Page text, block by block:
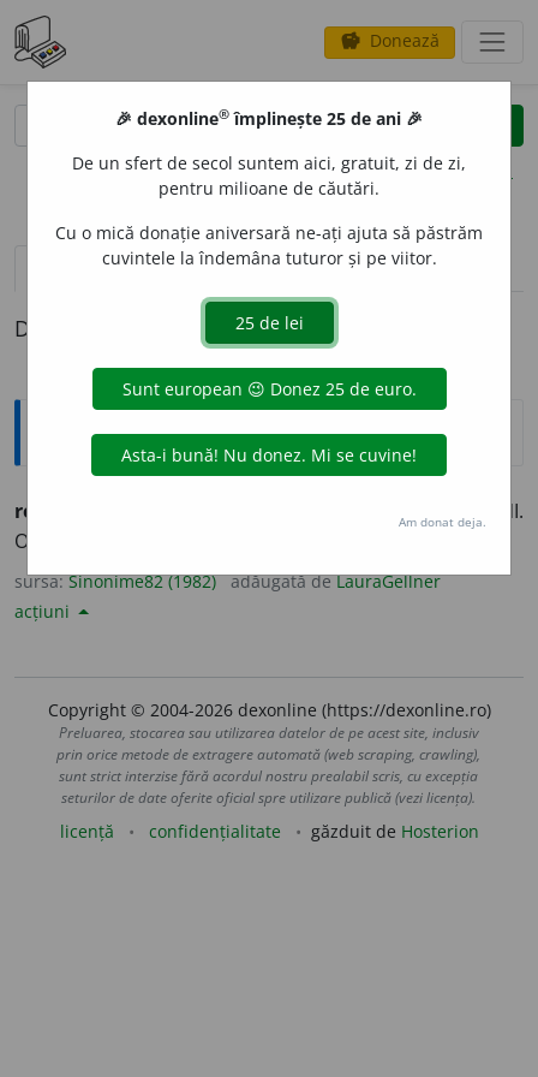
savings Donează
clear
opțiuni
definiții (1)
Definiția cu ID-ul 1028699:
Sinonime
releg
ALUNGA. EXILA. EXPULZA. GONI. IZGONI.
OSTRACIZA. PROSCRIE. SURGHIUNI.
sursa:Sinonime82 (1982) adăugată deLauraGellner
acțiuni
Copyright © 2004-2026 dexonline (https://dexonline.ro)
Preluarea, stocarea sau utilizarea datelor de pe acest site, inclusiv
prin orice metode de extragere automată (web scraping, crawling),
sunt strict interzise fără acordul nostru prealabil scris, cu excepția
seturilor de date oferite oficial spre utilizare publică (vezi licența).
licență confidențialitate găzduit de Hosterion
🎉 dexonline® împlinește 25 de ani 🎉
De un sfert de secol suntem aici, gratuit, zi de zi,
pentru milioane de căutări.
Cu o mică donație aniversară ne-ați ajuta să păstrăm
cuvintele la îndemâna tuturor și pe viitor.
Am donat deja.